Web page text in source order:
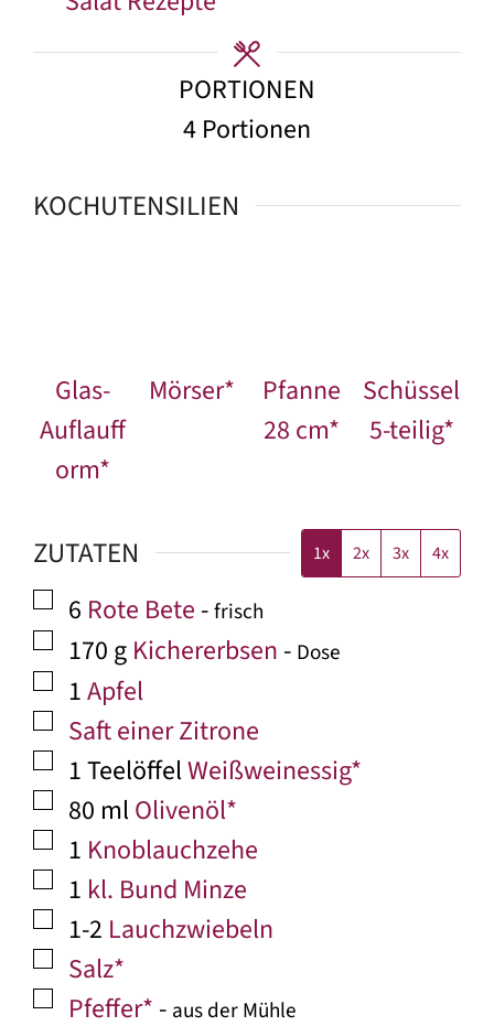
PORTIONEN
4 Portionen
KOCHUTENSILIEN
Glas-
Auflauff
orm*
Mörser*
Pfanne
28 cm*
Schüssel
5-teilig*
ZUTATEN 1x 2x 3x 4x
▢
6 Rote Bete -frisch
▢
170 g Kichererbsen - Dose
▢
1Apfel
▢
Saft einer Zitrone
▢
1TeelöffelWeißweinessig*
▢
80 mlOlivenöl*
▢
1 Knoblauchzehe
▢
1 kl. Bund Minze
▢
1-2 Lauchzwiebeln
▢
Salz*
▢
Pfeffer* - aus der Mühle